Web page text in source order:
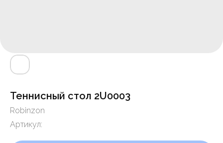
Теннисный стол 2U0003
Robinzon
Артикул: